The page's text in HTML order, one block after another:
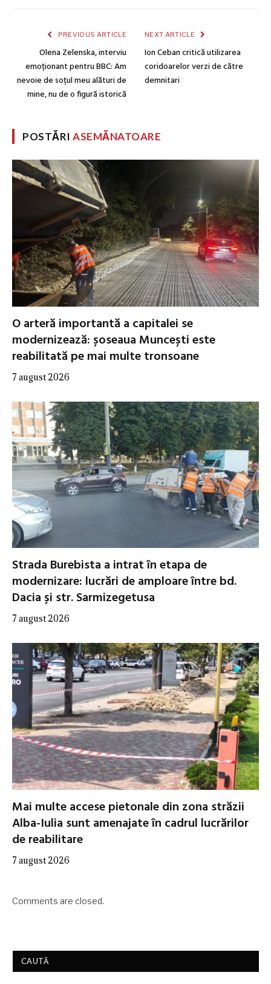
PREVIOUS ARTICLE
Olena Zelenska, interviu
emoționant pentru BBC: Am
nevoie de soțul meu alături de
mine, nu de o figură istorică
NEXT ARTICLE
Ion Ceban critică utilizarea
coridoarelor verzi de către
demnitari
POSTĂRIASEMĂNATOARE
O arteră importantă a capitalei se
modernizează: șoseaua Muncești este
reabilitată pe mai multe tronsoane
7 august 2026
Strada Burebista a intrat în etapa de
modernizare: lucrări de amploare între bd.
Dacia și str. Sarmizegetusa
7 august 2026
Mai multe accese pietonale din zona străzii
Alba-Iulia sunt amenajate în cadrul lucrărilor
de reabilitare
7 august 2026
Comments are closed.
CAUTĂ